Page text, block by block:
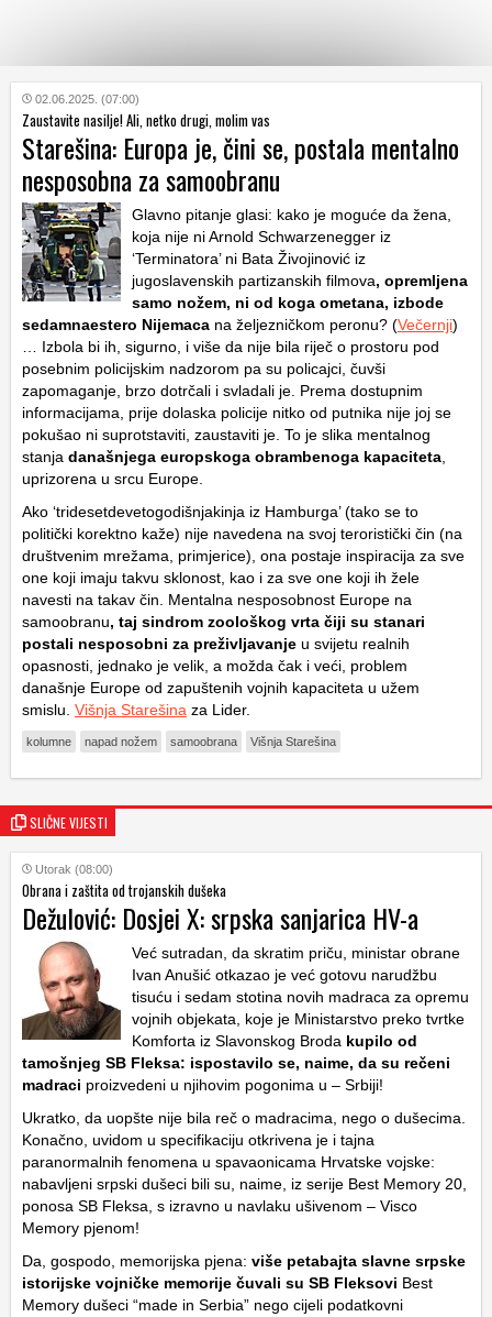
KATEGORIJE
HRVATSKI
WEB
02.06.2025. (07:00)
Zaustavite nasilje! Ali, netko drugi, molim vas
Starešina: Europa je, čini se, postala mentalno
nesposobna za samoobranu
Glavno pitanje glasi: kako je moguće da žena,
koja nije ni Arnold Schwarzenegger iz
‘Terminatora’ ni Bata Živojinović iz
jugoslavenskih partizanskih filmova, opremljena
samo nožem, ni od koga ometana, izbode
sedamnaestero Nijemaca na željezničkom peronu? (Večernji)
… Izbola bi ih, sigurno, i više da nije bila riječ o prostoru pod
posebnim policijskim nadzorom pa su policajci, čuvši
zapomaganje, brzo dotrčali i svladali je. Prema dostupnim
informacijama, prije dolaska policije nitko od putnika nije joj se
pokušao ni suprotstaviti, zaustaviti je. To je slika mentalnog
stanja današnjega europskoga obrambenoga kapaciteta
uprizorena u srcu Europe.
Ako ‘tridesetdevetogodišnjakinja iz Hamburga’ (tako se to
politički korektno kaže) nije navedena na svoj teroristički čin (na
društvenim mrežama, primjerice), ona postaje inspiracija za sve
one koji imaju takvu sklonost, kao i za sve one koji ih žele
navesti na takav čin. Mentalna nesposobnost Europe na
samoobranu, taj sindrom zoološkog vrta čiji su stanari
postali nesposobni za preživljavanje u svijetu realnih
opasnosti, jednako je velik, a možda čak i veći, problem
današnje Europe od zapuštenih vojnih kapaciteta u užem
smislu. Višnja Starešina za Lider.
kolumne napad nožem samoobrana Višnja Starešina
SLIČNE VIJESTI
Utorak (08:00)
Obrana i zaštita od trojanskih dušeka
Dežulović: Dosjei X: srpska sanjarica HV-a
Već sutradan, da skratim priču, ministar obrane
Ivan Anušić otkazao je već gotovu narudžbu
tisuću i sedam stotina novih madraca za opremu
vojnih objekata, koje je Ministarstvo preko tvrtke
Komforta iz Slavonskog Broda kupilo od
tamošnjeg SB Fleksa: ispostavilo se, naime, da su rečeni
madraci proizvedeni u njihovim pogonima u – Srbiji!
Ukratko, da uopšte nije bila reč o madracima, nego o dušecima.
Konačno, uvidom u specifikaciju otkrivena je i tajna
paranormalnih fenomena u spavaonicama Hrvatske vojske:
nabavljeni srpski dušeci bili su, naime, iz serije Best Memory 20,
ponosa SB Fleksa, s izravno u navlaku ušivenom – Visco
Memory pjenom!
Da, gospodo, memorijska pjena: više petabajta slavne srpske
istorijske vojničke memorije čuvali su SB Fleksovi Best
Memory dušeci “made in Serbia” nego cijeli podatkovni